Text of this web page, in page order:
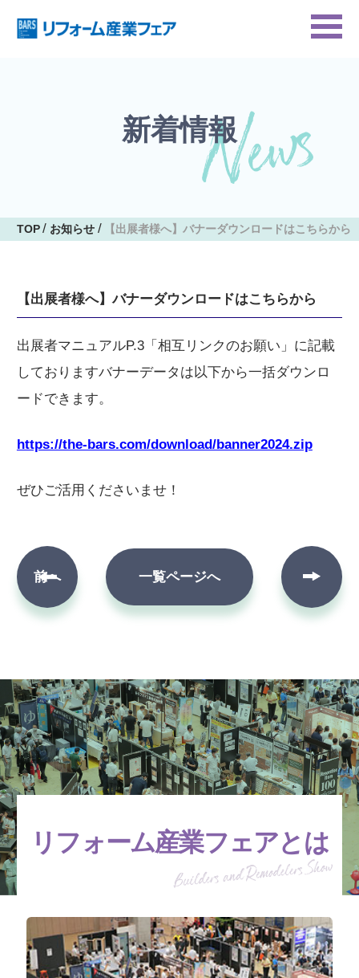
新着情報
TOP お知らせ 【出展者様へ】バナーダウンロードはこちらから
【出展者様へ】バナーダウンロードはこちらから
出展者マニュアルP.3「相互リンクのお願い」に記載
しておりますバナーデータは以下から一括ダウンロ
ードできます。
https://the-bars.com/download/banner2024.zip
ぜひご活用くださいませ！
前へ 一覧ページへ
次へ
リフォーム産業フェアとは